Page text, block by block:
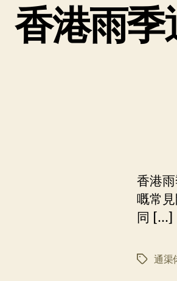
香港雨季
香港
嘅常
同 […]
标
通渠